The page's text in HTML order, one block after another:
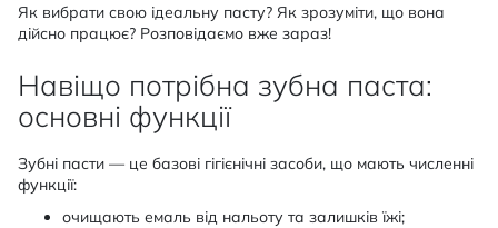
Як вибрати свою ідеальну пасту? Як зрозуміти, що вона
дійсно працює? Розповідаємо вже зараз!
Навіщо потрібна зубна паста:
основні функції
Зубні пасти — це базові гігієнічні засоби, що мають численні
функції:
очищають емаль від нальоту та залишків їжі;